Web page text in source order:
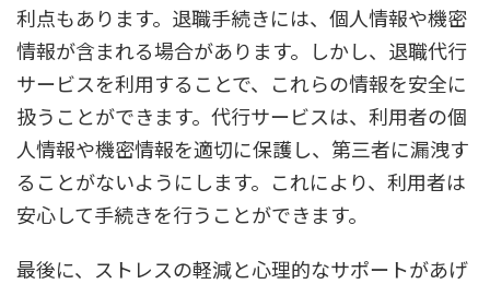
利点もあります。退職手続きには、個人情報や機密
情報が含まれる場合があります。しかし、退職代行
サービスを利用することで、これらの情報を安全に
扱うことができます。代行サービスは、利用者の個
人情報や機密情報を適切に保護し、第三者に漏洩す
ることがないようにします。これにより、利用者は
安心して手続きを行うことができます。
最後に、ストレスの軽減と心理的なサポートがあげ